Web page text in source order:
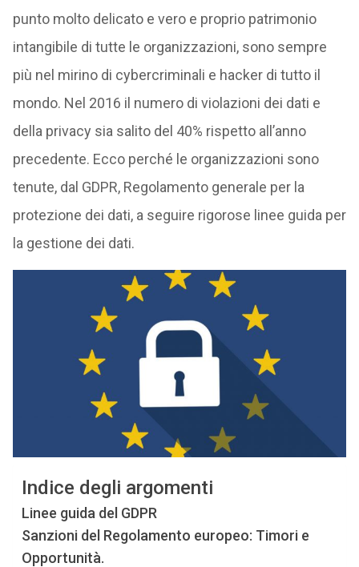
punto molto delicato e vero e proprio patrimonio
intangibile di tutte le organizzazioni, sono sempre
più nel mirino di cybercriminali e hacker di tutto il
mondo. Nel 2016 il numero di violazioni dei dati e
della privacy sia salito del 40% rispetto all’anno
precedente. Ecco perché le organizzazioni sono
tenute, dal GDPR, Regolamento generale per la
protezione dei dati, a seguire rigorose linee guida per
la gestione dei dati.
Indice degli argomenti
Linee guida del GDPR
Sanzioni del Regolamento europeo: Timori e
Opportunità.